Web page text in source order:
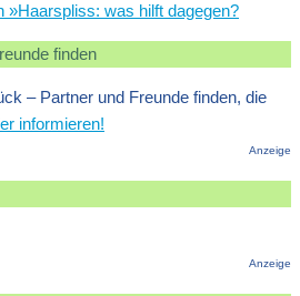
»Haarspliss: was hilft dagegen?
finden
– Partner und Freunde finden, die
informieren!
Anzeige
Anzeige